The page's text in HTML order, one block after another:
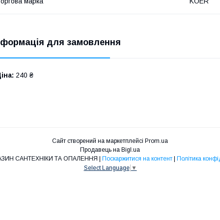
для замовлення
240 ₴
Сайт створений на маркетплейсі Prom.ua
Продавець на Bigl.ua
O&L - МАГАЗИН САНТЕХНІКИ ТА ОПАЛЕННЯ | Поскаржитися на контент | Політика
Select Language ▼